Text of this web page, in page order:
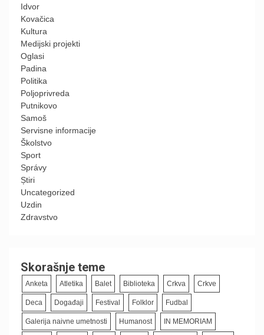
Idvor
Kovačica
Kultura
Medijski projekti
Oglasi
Padina
Politika
Poljoprivreda
Putnikovo
Samoš
Servisne informacije
Školstvo
Sport
Správy
Știri
Uncategorized
Uzdin
Zdravstvo
Skorašnje teme
Anketa Atletika Balet Biblioteka Crkva Crkve
Deca Događaji Festival Folklor Fudbal
Galerija naivne umetnosti Humanost IN MEMORIAM